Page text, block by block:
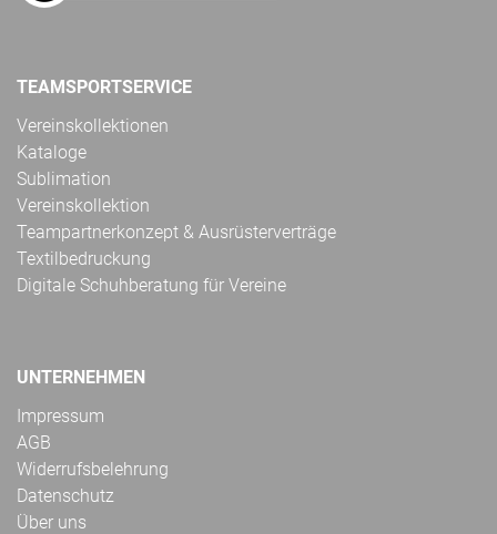
TEAMSPORTSERVICE
Vereinskollektionen
Kataloge
Sublimation
Vereinskollektion
Teampartnerkonzept & Ausrüsterverträge
Textilbedruckung
Digitale Schuhberatung für Vereine
UNTERNEHMEN
Impressum
AGB
Widerrufsbelehrung
Datenschutz
Über uns